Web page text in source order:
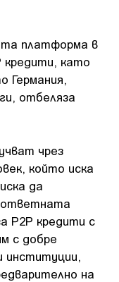
платформа в
кредити, като
Германия,
отбеляза
чрез
който иска
да
P2P кредити с
с добре
институции,
на